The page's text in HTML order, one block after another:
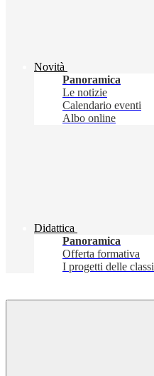
Novità
Panoramica
Le notizie
Calendario eventi
Albo online
Didattica
Panoramica
Offerta formativa
I progetti delle classi